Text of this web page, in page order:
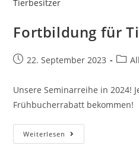
Fortbildung für
22. September 2023
Unsere Seminarreihe in 2024!
Frühbucherrabatt bekommen!
Weiterlesen